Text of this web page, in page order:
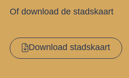
Of download de stadskaart
Download stadskaart